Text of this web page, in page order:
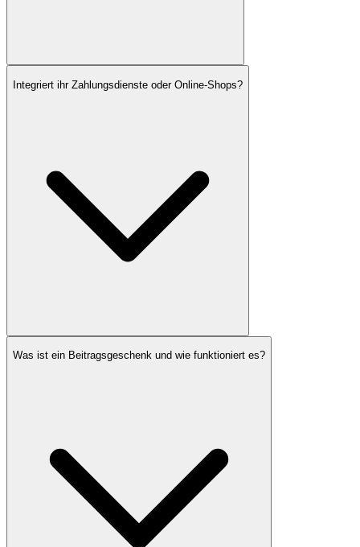
Integriert ihr Zahlungsdienste oder Online-Shops?
Was ist ein Beitragsgeschenk und wie funktioniert es?